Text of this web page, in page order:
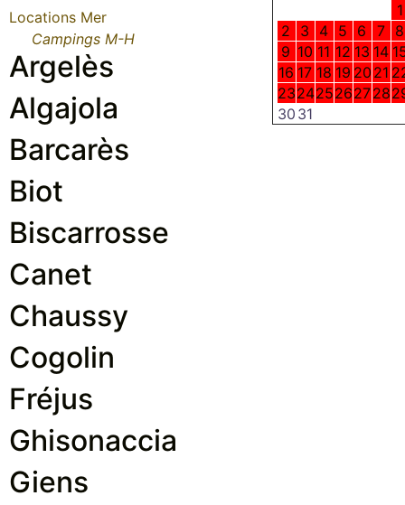
Locations Mer
Campings M-H
Argelès
Algajola
Barcarès
Biot
Biscarrosse
Canet
Chaussy
Cogolin
Fréjus
Ghisonaccia
Giens
1
2
3 4 5 6 7 8
9 10 11 12 13 14
16 17 18 19 20 21
232425262728
30 31